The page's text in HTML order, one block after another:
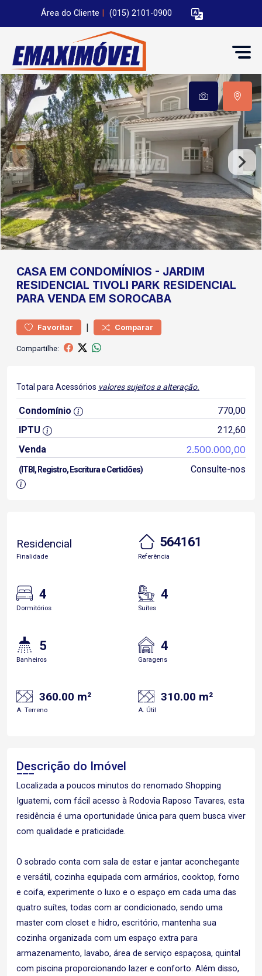
Área do Cliente (015) 2101-0900
CASA EM CONDOMÍNIOS - JARDIM
RESIDENCIAL TIVOLI PARK RESIDENCIAL
PARA VENDA EM SOROCABA
Favoritar | Comparar
Compartilhe:
Total para Acessórios valores sujeitos a alteração.
Condomínio
770,00
IPTU
212,60
Venda
2.500.000,00
(ITBI, Registro, Escritura e Certidões) Consulte-nos
Residencial
Finalidade
564161
Referência
4
Dormitórios
4
Suítes
5
Banheiros
4
Garagens
360.00 m²
A. Terreno
310.00 m²
A. Útil
Descrição do Imóvel
Localizada a poucos minutos do renomado Shopping
Iguatemi, com fácil acesso à Rodovia Raposo Tavares, esta
residência é uma oportunidade única para quem busca viver
com qualidade e praticidade.
O sobrado conta com sala de estar e jantar aconchegante
e versátil, cozinha equipada com armários, cooktop, forno
e coifa, experimente o luxo e o espaço em cada uma das
quatro suítes, todas com ar condicionado, sendo uma
master com closet e hidro, escritório, mantenha sua
cozinha organizada com um espaço extra para
armazenamento, lavabo, área de serviço espaçosa, quintal
com piscina proporcionando lazer e conforto. Além disso,